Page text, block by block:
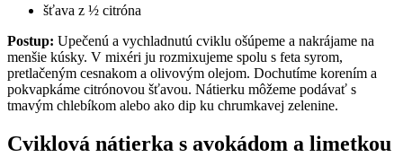
šťava z ½ citróna
Postup: Upečenú a vychladnutú cviklu ošúpeme a nakrájame na
menšie kúsky. V mixéri ju rozmixujeme spolu s feta syrom,
pretlačeným cesnakom a olivovým olejom. Dochutíme korením a
pokvapkáme citrónovou šťavou. Nátierku môžeme podávať s
tmavým chlebíkom alebo ako dip ku chrumkavej zelenine.
Cviklová nátierka s avokádom a limetkou